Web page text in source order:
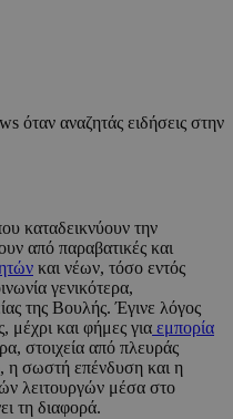
όταν αναζητάς ειδήσεις στην
καταδεικνύουν την
από παραβατικές και
και νέων, τόσο εντός
γενικότερα,
της Βουλής. Έγινε λόγος
και φήμες για εμπορία
στοιχεία από πλευράς
η σωστή επένδυση και η
λειτουργών μέσα στο
τη διαφορά.